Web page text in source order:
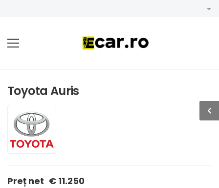
Toyota Auris
Preț net € 11.250